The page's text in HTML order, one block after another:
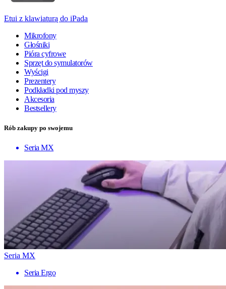
Etui z klawiaturą do iPada
Mikrofony
Głośniki
Pióra cyfrowe
Sprzęt do symulatorów
Wyścigi
Prezentery
Podkładki pod myszy
Akcesoria
Bestsellery
Rób zakupy po swojemu
Seria MX
Seria MX
Seria Ergo